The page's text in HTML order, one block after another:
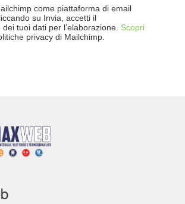
come piattaforma di email
su Invia, accetti il
tuoi dati per l’elaborazione. Scopri
privacy di Mailchimp.